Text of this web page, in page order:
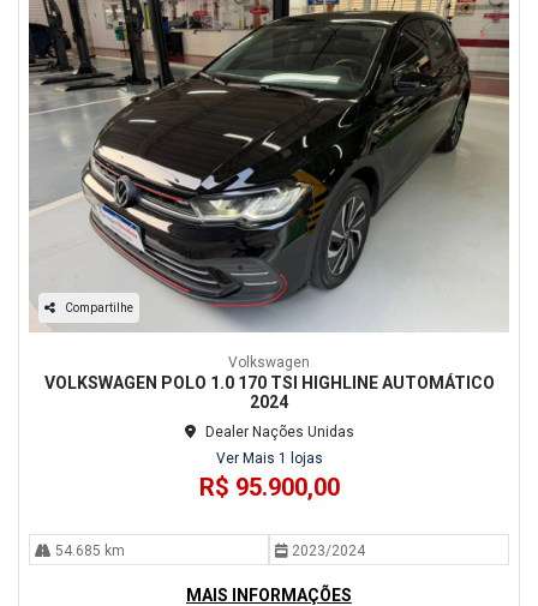
Compartilhe
Volkswagen
VOLKSWAGEN POLO 1.0 170 TSI HIGHLINE AUTOMÁTICO
2024
Dealer Nações Unidas
Ver Mais 1 lojas
R$ 95.900,00
54.685 km 2023/2024
MAIS INFORMAÇÕES